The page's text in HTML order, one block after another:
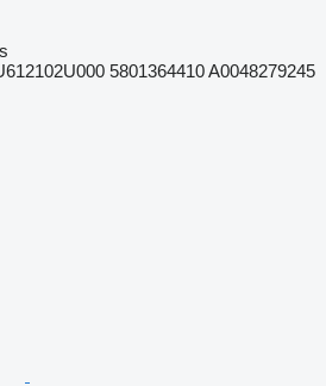
5801364410 A0048279245